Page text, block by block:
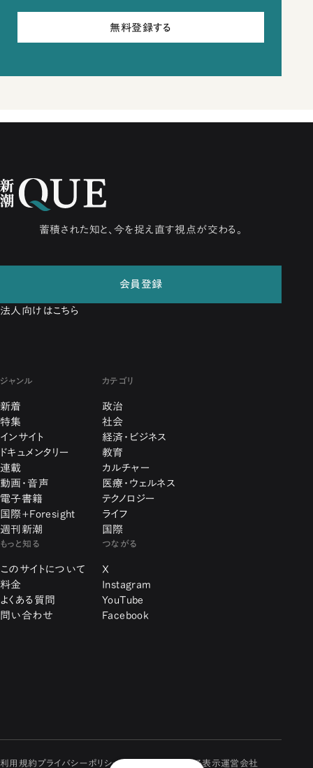
無料登録する
蓄積された知と、今を捉え直す視点が交わる。
会員登録
法人向けはこちら
ジャンル
新着
特集
インサイト
ドキュメンタリー
連載
動画・音声
電子書籍
国際+Foresight
週刊新潮
カテゴリ
政治
社会
経済・ビジネス
教育
カルチャー
医療・ウェルネス
テクノロジー
ライフ
国際
もっと知る
このサイトについて
料金
よくある質問
問い合わせ
つながる
X
Instagram
YouTube
Facebook
利用規約 プライバシーポリシー 特定商取引に関する表示運営会社